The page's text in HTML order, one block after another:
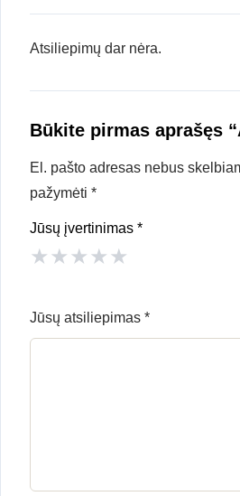
Atsiliepimų dar nėra.
Būkite pirmas aprašęs
El. pašto adresas nebus
pažymėti *
Jūsų įvertinimas *
★★★★★
Jūsų atsiliepimas *